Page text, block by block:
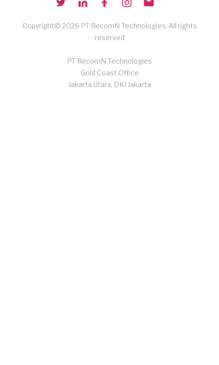
Copyright© 2026 PT RecomN Technologies, All rights
reserved
PT RecomN Technologies
Gold Coast Office
Jakarta Utara, DKI Jakarta